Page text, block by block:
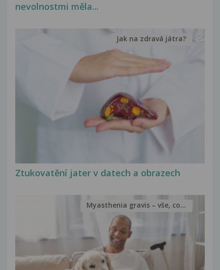
nevolnostmi měla...
Ztukovatění jater v datech a obrazech
Jak na zdravá játra?
Myasthenia gravis – vše, co...